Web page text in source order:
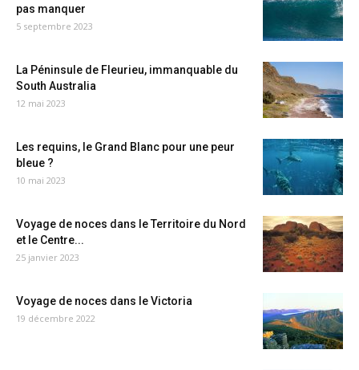
pas manquer
5 septembre 2023
La Péninsule de Fleurieu, immanquable du
South Australia
12 mai 2023
Les requins, le Grand Blanc pour une peur
bleue ?
10 mai 2023
Voyage de noces dans le Territoire du Nord
et le Centre...
25 janvier 2023
Voyage de noces dans le Victoria
19 décembre 2022